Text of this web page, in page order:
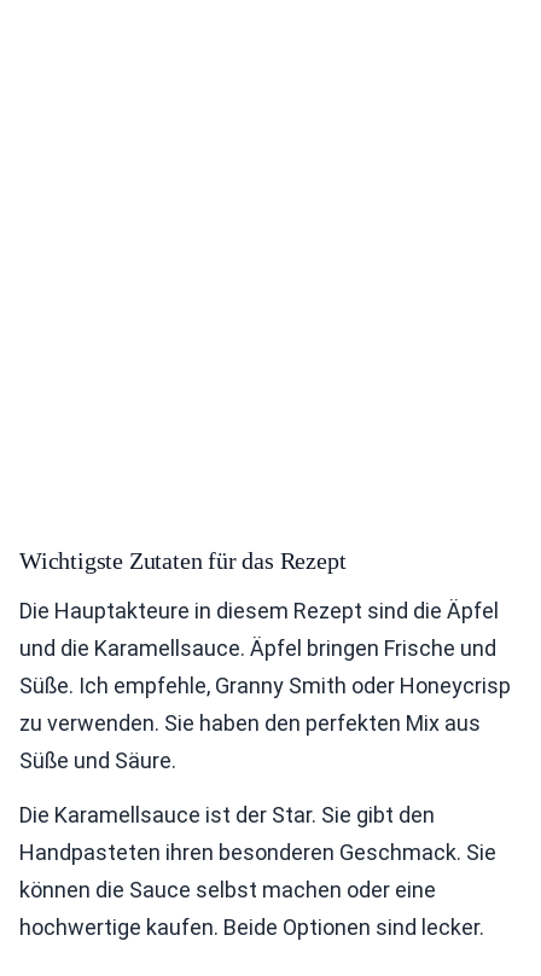
Wichtigste Zutaten für das Rezept
Die Hauptakteure in diesem Rezept sind die Äpfel
und die Karamellsauce. Äpfel bringen Frische und
Süße. Ich empfehle, Granny Smith oder Honeycrisp
zu verwenden. Sie haben den perfekten Mix aus
Süße und Säure.
Die Karamellsauce ist der Star. Sie gibt den
Handpasteten ihren besonderen Geschmack. Sie
können die Sauce selbst machen oder eine
hochwertige kaufen. Beide Optionen sind lecker.